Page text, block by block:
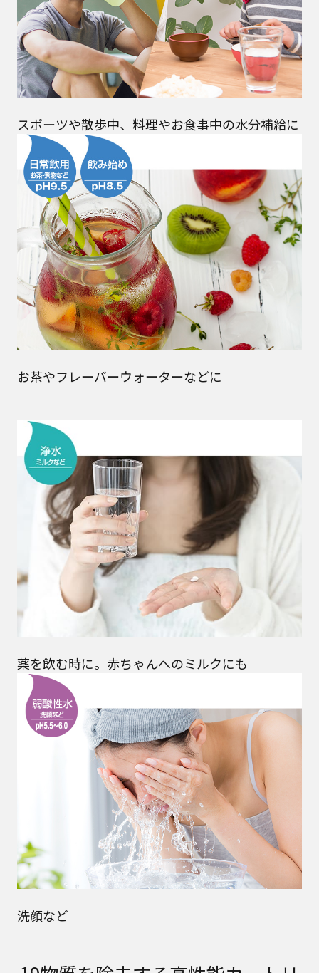
スポーツや散歩中、料理やお食事中の水分補給に
お茶やフレーバーウォーターなどに
薬を飲む時に。赤ちゃんへのミルクにも
洗顔など